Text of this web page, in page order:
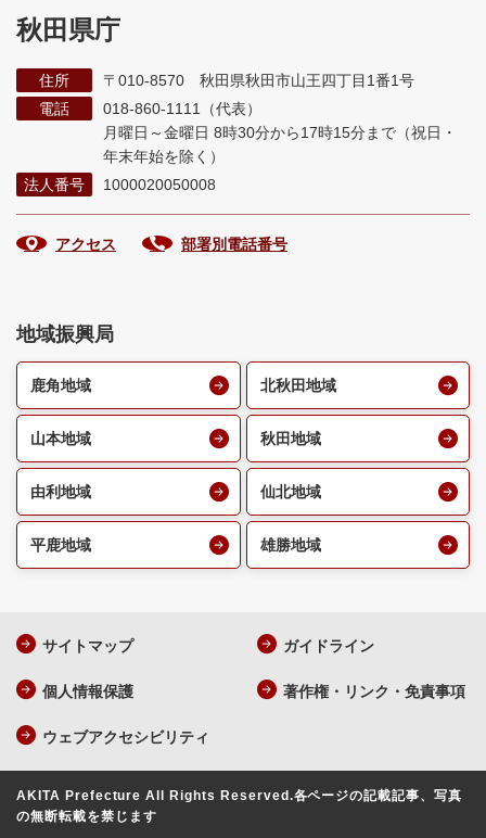
秋田県庁
住所
〒010-8570 秋田県秋田市山王四丁目1番1号
電話
018-860-1111（代表）
月曜日～金曜日 8時30分から17時15分まで （祝日・
年末年始を除く）
法人番号
1000020050008
アクセス 部署別電話番号
地域振興局
鹿角地域 北秋田地域
山本地域 秋田地域
由利地域 仙北地域
平鹿地域 雄勝地域
サイトマップ ガイドライン
個人情報保護 著作権・リンク・免責事項
ウェブアクセシビリティ
AKITA Prefecture All Rights Reserved.各ページの記載記事、写真
の無断転載を禁じます